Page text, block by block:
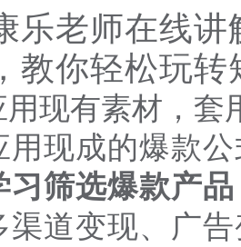
乐老师在线讲
，教你轻松玩
现有素材，套
用现成的爆款
习筛选爆款产
渠道变现、广